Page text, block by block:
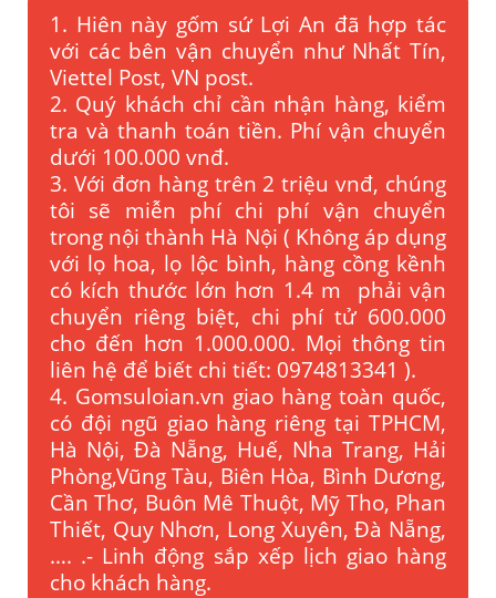
1. Hiên này gốm sứ Lợi An đã hợp tác
với các bên vận chuyển như Nhất Tín,
Viettel Post, VN post.
2. Quý khách chỉ cần nhận hàng, kiểm
tra và thanh toán tiền. Phí vận chuyển
dưới 100.000 vnđ.
3. Với đơn hàng trên 2 triệu vnđ, chúng
tôi sẽ miễn phí chi phí vận chuyển
trong nội thành Hà Nội ( Không áp dụng
với lọ hoa, lọ lộc bình, hàng cồng kềnh
có kích thước lớn hơn 1.4 m phải vận
chuyển riêng biệt, chi phí tử 600.000
cho đến hơn 1.000.000. Mọi thông tin
liên hệ để biết chi tiết: 0974813341 ).
4. Gomsuloian.vn giao hàng toàn quốc,
có đội ngũ giao hàng riêng tại TPHCM,
Hà Nội, Đà Nẵng, Huế, Nha Trang, Hải
Phòng,Vũng Tàu, Biên Hòa, Bình Dương,
Cần Thơ, Buôn Mê Thuột, Mỹ Tho, Phan
Thiết, Quy Nhơn, Long Xuyên, Đà Nẵng,
…. .- Linh động sắp xếp lịch giao hàng
cho khách hàng.